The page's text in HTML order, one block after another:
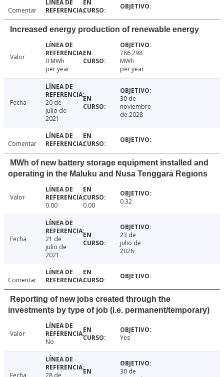
Comentar
Increased energy production of renewable energy
Valor
0 MWh
per year
786,298
MWh
per year
Fecha
20 de
julio de
2021
30 de
noviembre
de 2028
Comentar
MWh of new battery storage equipment installed and
operating in the Maluku and Nusa Tenggara Regions
Valor
0.00
0.00 0.32
Fecha
21 de
julio de
2021
23 de
julio de
2026
Comentar
Reporting of new jobs created through the
investments by type of job (i.e. permanent/temporary)
Valor
No
Yes
30 de